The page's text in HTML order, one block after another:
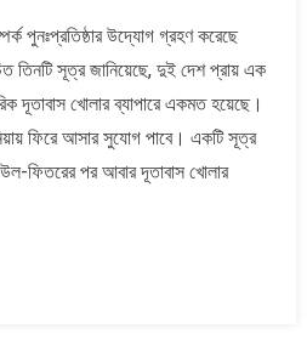
আরব
এখন
সম্পর্ক
পুনঃপ্রতিষ্ঠা
পুনঃপ্রতিষ্ঠার উদ্যোগ গ্রহণ করেছে
তিনটি সূত্র জানিয়েছে, দুই দেশ প্রায় এক
দূতাবাস খোলার ব্যাপারে একমত হয়েছে।
ফিরে আসার সুযোগ পাবে। একটি সূত্র
ফিতরের পর আবার দূতাবাস খোলার